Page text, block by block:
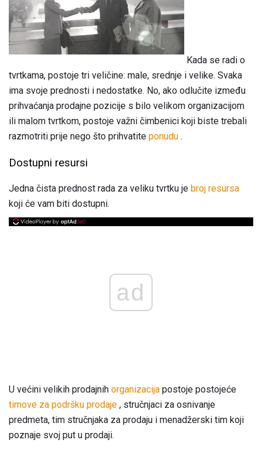
Kada se radi o
tvrtkama, postoje tri veličine: male, srednje i velike. Svaka
ima svoje prednosti i nedostatke. No, ako odlučite između
prihvaćanja prodajne pozicije s bilo velikom organizacijom
ili malom tvrtkom, postoje važni čimbenici koji biste trebali
razmotriti prije nego što prihvatite ponudu .
Dostupni resursi
Jedna čista prednost rada za veliku tvrtku je broj resursa
koji će vam biti dostupni.
ad
U većini velikih prodajnih organizacija postoje postojeće
timove za podršku prodaje , stručnjaci za osnivanje
predmeta, tim stručnjaka za prodaju i menadžerski tim koji
poznaje svoj put u prodaji.